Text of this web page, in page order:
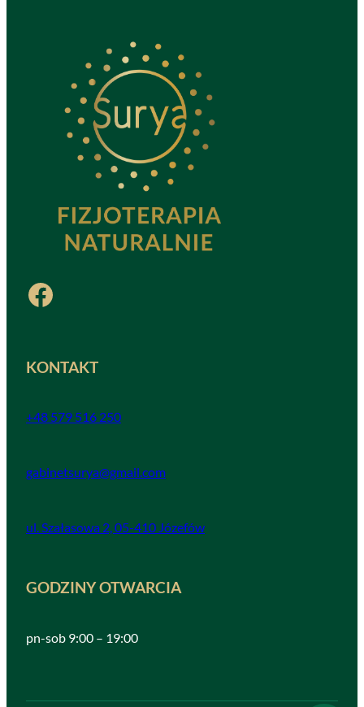
Facebook
KONTAKT
+48 579 516 250
gabinetsurya@gmail.com
ul. Szałasowa 2, 05-410 Józefów
GODZINY OTWARCIA
pn-sob 9:00 – 19:00